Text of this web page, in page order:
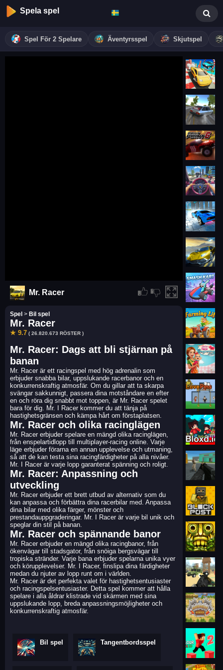
Spela spel
Spel För 2 Spelare Äventyrsspel Skjutspel
Mr. Racer
Spel > Bil spel
Mr. Racer
★ 9.7 ( 26.820.673 RÖSTER )
Mr. Racer: Dags att bli stjärnan på
banan
Mr. Racer är ett racingspel med hög adrenalin som
erbjuder snabba bilar, uppslukande racerbanor och en
konkurrenskraftig atmosfär. Om du gillar att ta skarpa
svängar sakkunnigt, passera dina motståndare en efter
en och röra dig snabbt mot toppen, är Mr. Racer spelet
bara för dig. Mr. I Racer kommer du att tänja på
hastighetsgränsen och kämpa hårt om förstaplatsen.
Mr. Racer och olika racinglägen
Mr. Racer erbjuder spelare en mängd olika racinglägen,
från enspelartidlopp till multiplayer-racing online. Varje
läge erbjuder förarna en annan upplevelse och utmaning,
så att de kan testa sina racingfärdigheter på alla nivåer.
Mr. I Racer är varje lopp garanterat spänning och roligt.
Mr. Racer: Anpassning och
utveckling
Mr. Racer erbjuder ett brett utbud av alternativ som du
kan anpassa och förbättra dina racerbilar med. Anpassa
dina bilar med olika färger, mönster och
prestandauppgraderingar. Mr. I Racer är varje bil unik och
speglar din stil på banan.
Mr. Racer och spännande banor
Mr. Racer erbjuder en mängd olika racingbanor, från
ökenvägar till stadsgator, från snöiga bergsvägar till
tropiska stränder. Varje bana erbjuder spelarna unika vyer
och körupplevelser. Mr. I Racer, finslipa dina färdigheter
medan du njuter av lopp runt om i världen.
Mr. Racer är det perfekta valet för hastighetsentusiaster
och racingspelsentusiaster. Detta spel kommer att hålla
spelare i alla åldrar klistrade vid skärmen med sina
uppslukande lopp, breda anpassningsmöjligheter och
konkurrenskraftig atmosfär.
Bil spel Tangentbordsspel